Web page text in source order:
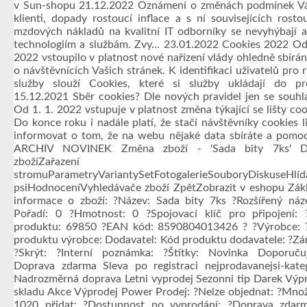
v Sun-shopu 21.12.2022 Oznámení o změnách podmínek
klienti, dopady rostoucí inflace a s ní souvisejících
mzdových nákladů na kvalitní IT odborníky se nevyhýbají
technologiím a službám. Zvy... 23.01.2022 Cookies 2022
2022 vstoupilo v platnost nové nařízení vlády ohledně
o návštěvnících Vašich stránek. K identifikaci uživatelů pro
služby slouží Cookies, které si služby ukládají do
15.12.2021 Sběr cookies? Dle nových pravidel jen se
Od 1. 1. 2022 vstupuje v platnost změna týkající se lišty
Do konce roku i nadále platí, že stačí návštěvníky cookies
informovat o tom, že na webu nějaké data sbíráte a
ARCHIV NOVINEK Změna zboží - 'Sada bity 7ks'
zbožíZařazení
psiHodnoceníVyhledávače zboží ZpětZobrazit v eshopu
informace o zboží: ?Název: Sada bity 7ks ?Rozšířený
Pořadí: 0 ?Hmotnost: 0 ?Spojovací klíč pro připojení:
produktu: 69850 ?EAN kód: 8590804013426 ? ?Výrobce:
produktu výrobce: Dodavatel: Kód produktu dodavatele:
?Skrýt: ?Interní poznámka: ?Štítky: Novinka
Doprava zdarma Sleva po registraci nejprodavanejsi-
Nadrozměrná doprava Letni vyprodej Sezonni tip Darek
skladu Akce Výprodej Power Prodej: ?Nelze objednat: